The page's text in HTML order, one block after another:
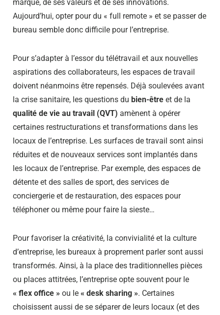
marque, de ses valeurs et de ses innovations.
Aujourd’hui, opter pour du « full remote » et se passer de
bureau semble donc difficile pour l’entreprise.
Pour s’adapter à l’essor du télétravail et aux nouvelles
aspirations des collaborateurs, les espaces de travail
doivent néanmoins être repensés. Déjà soulevées avant
la crise sanitaire, les questions du bien-être et de la
qualité de vie au travail (QVT) amènent à opérer
certaines restructurations et transformations dans les
locaux de l’entreprise. Les surfaces de travail sont ainsi
réduites et de nouveaux services sont implantés dans
les locaux de l’entreprise. Par exemple, des espaces de
détente et des salles de sport, des services de
conciergerie et de restauration, des espaces pour
téléphoner ou même pour faire la sieste…
Pour favoriser la créativité, la convivialité et la culture
d’entreprise, les bureaux à proprement parler sont aussi
transformés. Ainsi, à la place des traditionnelles pièces
ou places attitrées, l’entreprise opte souvent pour le
« flex office » ou le « desk sharing ». Certaines
choisissent aussi de se séparer de leurs locaux (et des